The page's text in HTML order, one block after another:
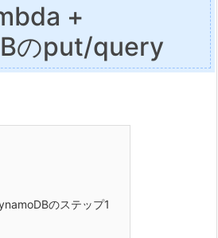
+
のput/query
のステップ1